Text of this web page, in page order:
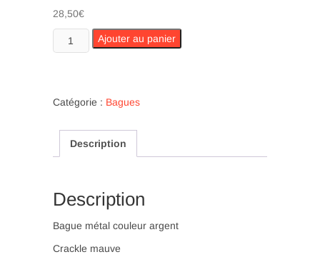
28,50€
quantité
de
mauve
millifiori
(B40)
Ajouter au panier
Catégorie : Bagues
Description
Description
Bague métal couleur argent
Crackle mauve